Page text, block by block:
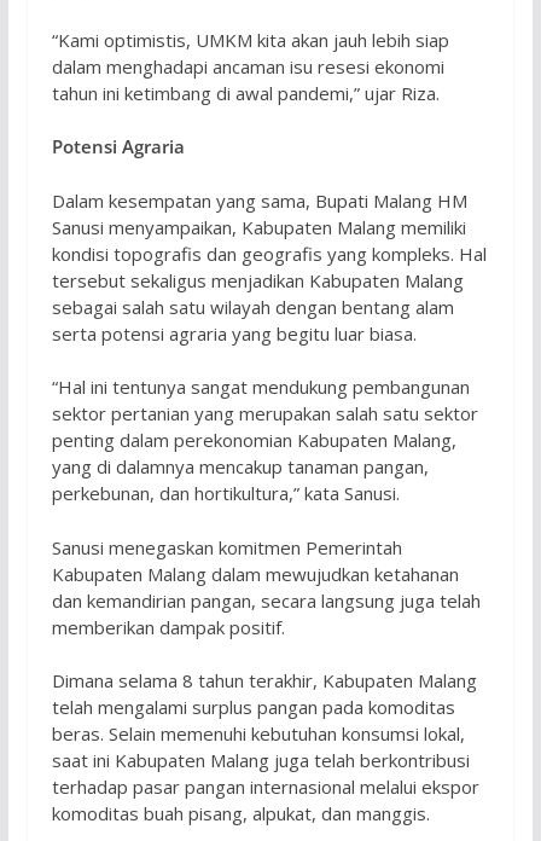
“Kami optimistis, UMKM kita akan jauh lebih siap
dalam menghadapi ancaman isu resesi ekonomi
tahun ini ketimbang di awal pandemi,” ujar Riza.
Potensi Agraria
Dalam kesempatan yang sama, Bupati Malang HM
Sanusi menyampaikan, Kabupaten Malang memiliki
kondisi topografis dan geografis yang kompleks. Hal
tersebut sekaligus menjadikan Kabupaten Malang
sebagai salah satu wilayah dengan bentang alam
serta potensi agraria yang begitu luar biasa.
“Hal ini tentunya sangat mendukung pembangunan
sektor pertanian yang merupakan salah satu sektor
penting dalam perekonomian Kabupaten Malang,
yang di dalamnya mencakup tanaman pangan,
perkebunan, dan hortikultura,” kata Sanusi.
Sanusi menegaskan komitmen Pemerintah
Kabupaten Malang dalam mewujudkan ketahanan
dan kemandirian pangan, secara langsung juga telah
memberikan dampak positif.
Dimana selama 8 tahun terakhir, Kabupaten Malang
telah mengalami surplus pangan pada komoditas
beras. Selain memenuhi kebutuhan konsumsi lokal,
saat ini Kabupaten Malang juga telah berkontribusi
terhadap pasar pangan internasional melalui ekspor
komoditas buah pisang, alpukat, dan manggis.